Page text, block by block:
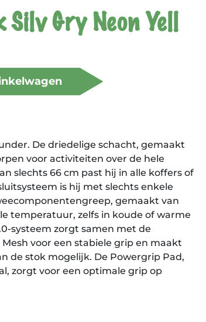
Gry Neon Yell
De driedelige schacht, gemaakt
voor activiteiten over de hele
slechts 66 cm past hij in alle koffers of
is hij met slechts enkele
gemaakt van
temperatuur, zelfs in koude of warme
systeem zorgt samen met de
voor een stabiele grip en maakt
de stok mogelijk. De Powergrip Pad,
zorgt voor een optimale grip op